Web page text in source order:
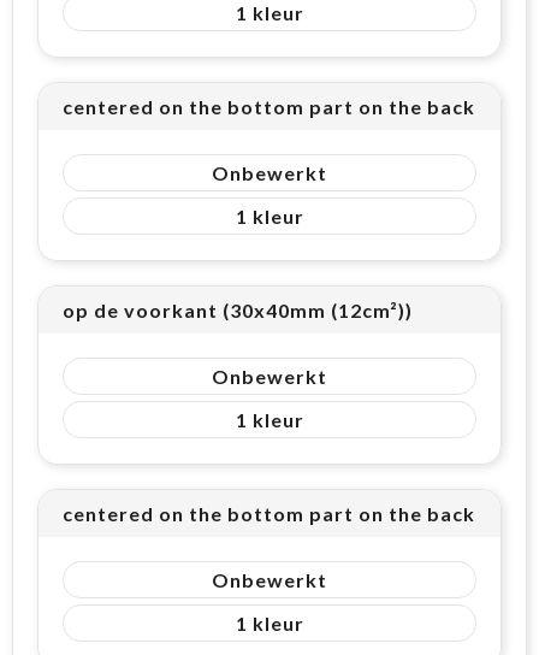
1
centered on the bottom part on the back side
Onbewerkt
1
op de voorkant (30x40mm (12cm²))
Onbewerkt
1
centered on the bottom part on the back side
Onbewerkt
1